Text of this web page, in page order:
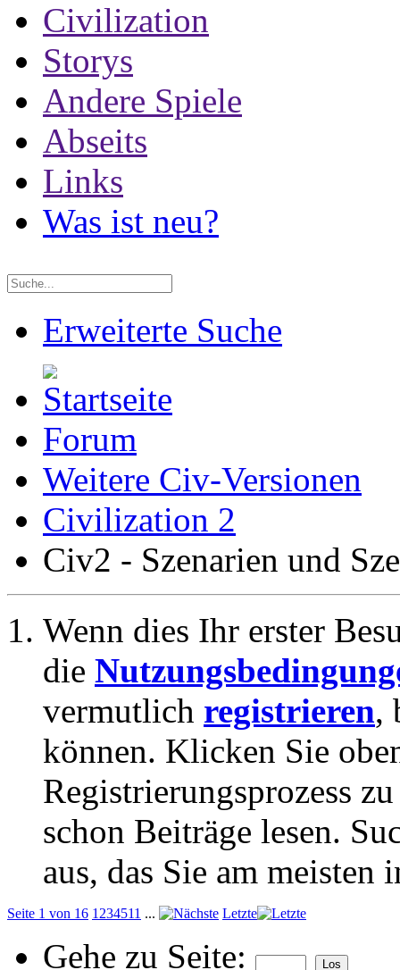
Civilization
Storys
Andere Spiele
Abseits
Links
Was ist neu?
Erweiterte Suche
Forum
Weitere Civ-Versionen
Civilization 2
Civ2 - Szenarien und
Wenn dies Ihr erster
die
vermutlich registrieren,
können. Klicken Sie
Registrierungsprozess
schon Beiträge lesen.
aus, das Sie am meisten
Seite 1 von 16 1 234511 ... Letzte
Gehe zu Seite: